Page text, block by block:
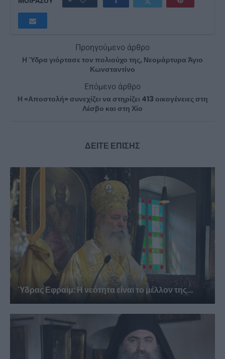
Προηγούμενο άρθρο
Η Ύδρα γιόρτασε τον πολιούχο της, Νεομάρτυρα Άγιο
Κωνσταντίνο
Επόμενο άρθρο
Η «Αποστολή» συνεχίζει να στηρίζει 413 οικογένειες στη
Λέσβο και στη Χίο
ΔΕΙΤΕ ΕΠΙΣΗΣ
Ύδρας Εφραίμ: Η νεότητα είναι το μέλλον της...